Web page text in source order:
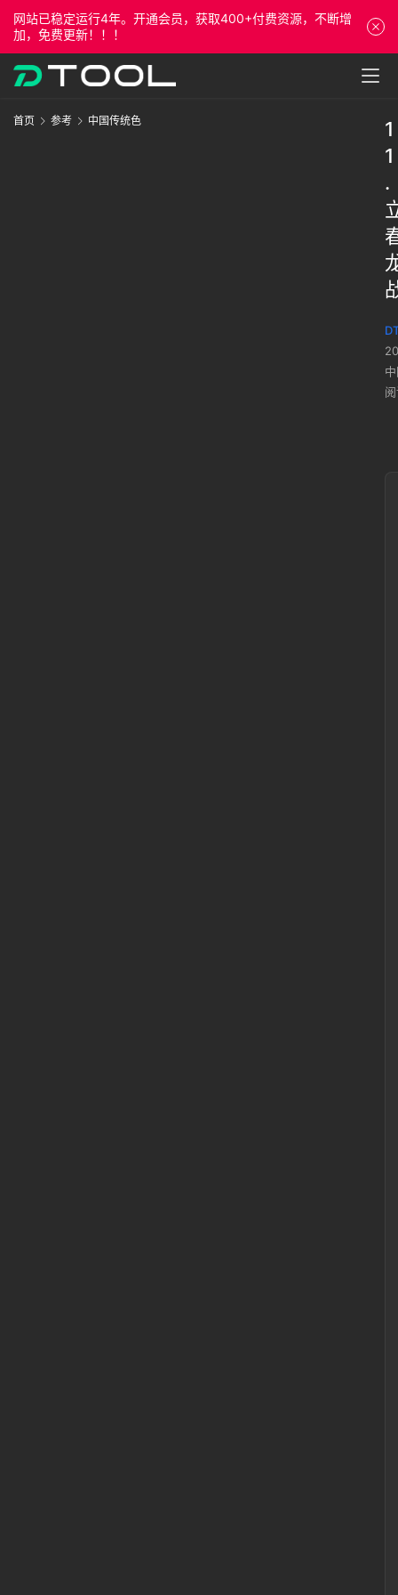
网站已稳定运行4年。开通会员，获取400+付费资源，不断增
加，免费更新！！！
首页 参考 中国传统色
1
1
.